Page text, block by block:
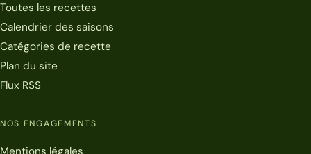
Toutes les recettes
Calendrier des saisons
Catégories de recette
Plan du site
Flux RSS
NOS ENGAGEMENTS